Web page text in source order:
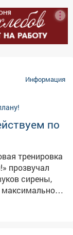
Информация
по
тренировка
прозвучал
сирены,
максимально